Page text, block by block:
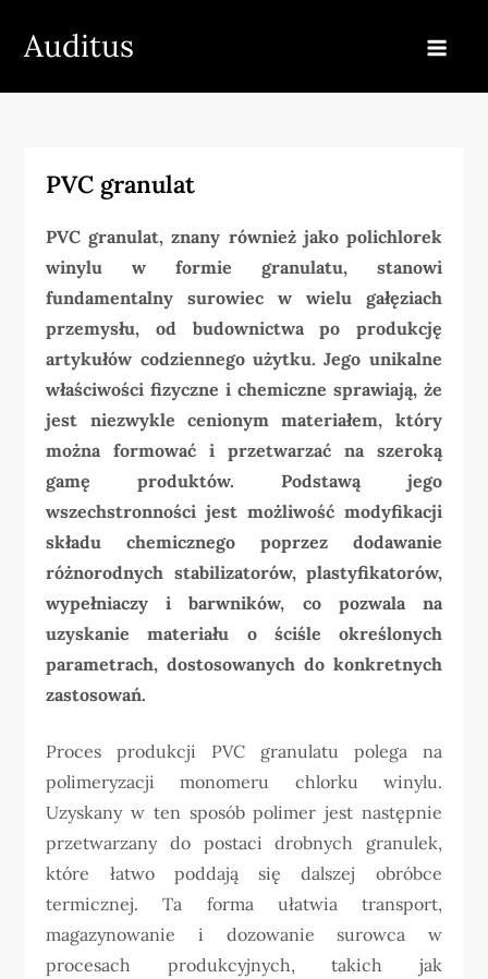
Auditus
PVC granulat
PVC granulat, znany również jako polichlorek
winylu w formie granulatu, stanowi
fundamentalny surowiec w wielu gałęziach
przemysłu, od budownictwa po produkcję
artykułów codziennego użytku. Jego unikalne
właściwości fizyczne i chemiczne sprawiają, że
jest niezwykle cenionym materiałem, który
można formować i przetwarzać na szeroką
gamę produktów. Podstawą jego
wszechstronności jest możliwość modyfikacji
składu chemicznego poprzez dodawanie
różnorodnych stabilizatorów, plastyfikatorów,
wypełniaczy i barwników, co pozwala na
uzyskanie materiału o ściśle określonych
parametrach, dostosowanych do konkretnych
zastosowań.
Proces produkcji PVC granulatu polega na
polimeryzacji monomeru chlorku winylu.
Uzyskany w ten sposób polimer jest następnie
przetwarzany do postaci drobnych granulek,
które łatwo poddają się dalszej obróbce
termicznej. Ta forma ułatwia transport,
magazynowanie i dozowanie surowca w
procesach produkcyjnych, takich jak